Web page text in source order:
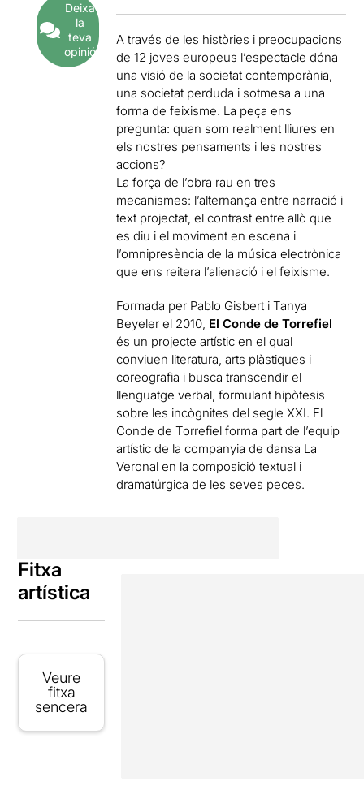
Deixa
la
teva
opinió
A través de les històries i preocupacions
de 12 joves europeus l’espectacle dóna
una visió de la societat contemporània,
una societat perduda i sotmesa a una
forma de feixisme. La peça ens
pregunta: quan som realment lliures en
els nostres pensaments i les nostres
accions?
La força de l’obra rau en tres
mecanismes: l’alternança entre narració i
text projectat, el contrast entre allò que
es diu i el moviment en escena i
l’omnipresència de la música electrònica
que ens reitera l’alienació i el feixisme.
Formada per Pablo Gisbert i Tanya
Beyeler el 2010, El Conde de Torrefiel
és un projecte artístic en el qual
conviuen literatura, arts plàstiques i
coreografia i busca transcendir el
llenguatge verbal, formulant hipòtesis
sobre les incògnites del segle XXI. El
Conde de Torrefiel forma part de l’equip
artístic de la companyia de dansa La
Veronal en la composició textual i
dramatúrgica de les seves peces.
Fitxa
artística
Veure
fitxa
sencera